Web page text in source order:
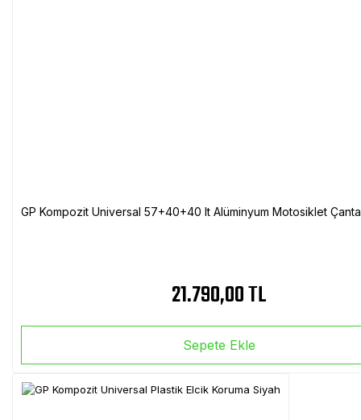
GP Kompozit Universal 57+40+40 lt Alüminyum Motosiklet
21.790,00 TL
Sepete Ekle